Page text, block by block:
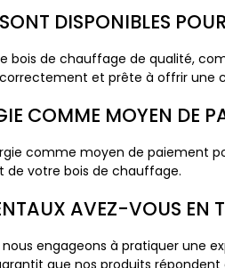
DISPONIBLES
bois de chauffage de qualité,
et prête à offrir
COMME MOYEN DE
comme moyen de
de votre bois de chauffage.
AVEZ-VOUS EN
engageons à pratiquer une
que nos produits